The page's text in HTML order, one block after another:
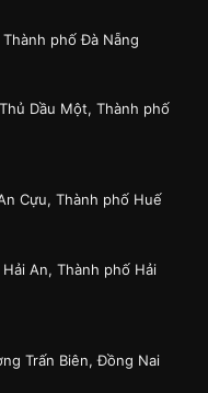
phố Đà Nẵng
Dầu Một, Thành phố
Cựu, Thành phố Huế
An, Thành phố Hải
Trấn Biên, Đồng Nai